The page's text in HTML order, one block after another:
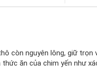
còn nguyên lông, giữ trọn
ăn của chim yến như